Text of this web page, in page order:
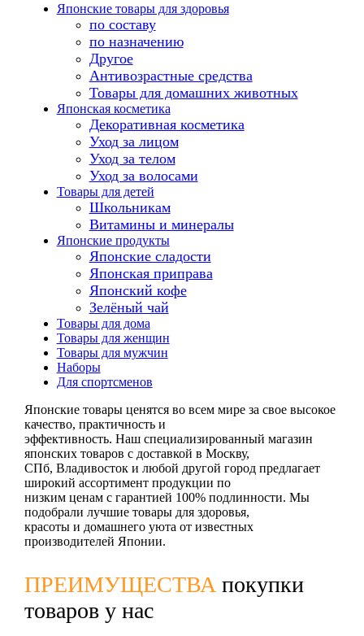
Японские товары для здоровья
по составу
по назначению
Другое
Антивозрастные средства
Товары для домашних животных
Японская косметика
Декоративная косметика
Уход за лицом
Уход за телом
Уход за волосами
Товары для детей
Школьникам
Витамины и минералы
Японские продукты
Японские сладости
Японская приправа
Японский кофе
Зелёный чай
Товары для дома
Товары для женщин
Товары для мужчин
Наборы
Для спортсменов
Японские товары ценятся во всем мире за свое высокое
качество, практичность и
эффективность. Наш специализированный магазин
японских товаров с доставкой в Москву,
СПб, Владивосток и любой другой город предлагает
широкий ассортимент продукции по
низким ценам с гарантией 100% подлинности. Мы
подобрали лучшие товары для здоровья,
красоты и домашнего уюта от известных
производителей Японии.
ПРЕИМУЩЕСТВА покупки
товаров у нас